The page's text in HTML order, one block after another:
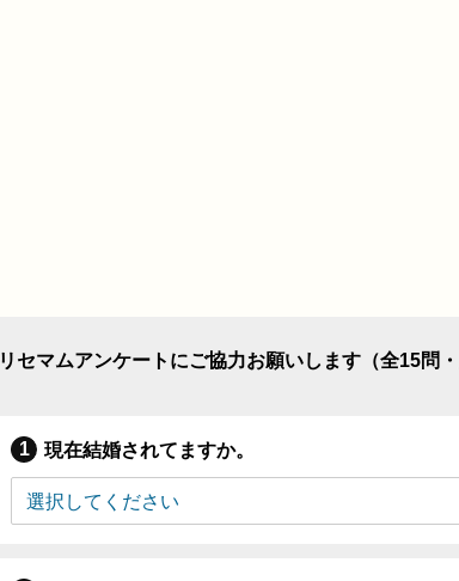
リセマムアンケートにご協力お願いします（全15問
現在結婚されてますか。